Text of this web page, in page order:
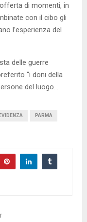
di momenti, in
con il cibo gli
l’esperienza del
delle guerre
“i doni della
del luogo…
PARMA